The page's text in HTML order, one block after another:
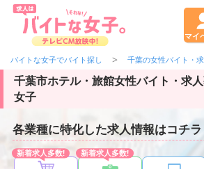
マイ
バイトな女子でバイト探し 千葉の女性バイト・求
千葉市ホテル・旅館女性バイト・求
女子
各業種に特化した求人情報はコチラ